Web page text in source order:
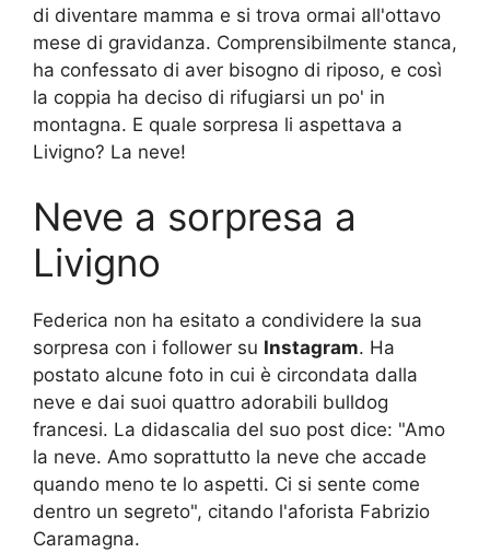
di diventare mamma e si trova ormai all'ottavo
mese di gravidanza. Comprensibilmente stanca,
ha confessato di aver bisogno di riposo, e così
la coppia ha deciso di rifugiarsi un po' in
montagna. E quale sorpresa li aspettava a
Livigno? La neve!
Neve a sorpresa a
Livigno
Federica non ha esitato a condividere la sua
sorpresa con i follower su Instagram. Ha
postato alcune foto in cui è circondata dalla
neve e dai suoi quattro adorabili bulldog
francesi. La didascalia del suo post dice: "Amo
la neve. Amo soprattutto la neve che accade
quando meno te lo aspetti. Ci si sente come
dentro un segreto", citando l'aforista Fabrizio
Caramagna.